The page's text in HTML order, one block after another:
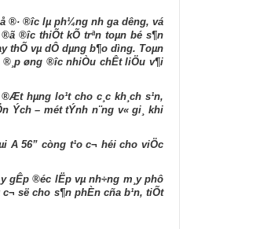
®· ®­îc lµ ph¼ng nh­ ga d­êng, vá
®­îc thiÕt kÕ trªn toµn bé s¶n
thÕ vµ dÔ dµng b¶o d­ìng. Toµn
®¸p øng ®­îc nhiÒu chÊt liÖu v¶i
hµng lo¹t cho c¸c kh¸ch s¹n,
Ých – mét tÝnh n¨ng v« gi¸ khi
A 56” còng t¹o c¬ héi cho viÖc
gÊp ®éc lËp vµ nh÷ng m¸y phô
së cho s¶n phÈn cña b¹n, tiÕt